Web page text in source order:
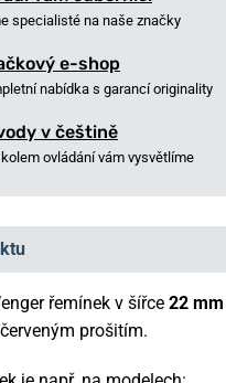
specialisté na naše značky
e-shop
nabídka s garancí originality
v češtině
ovládání vám vysvětlíme
řemínek v šířce 22 mm
prošitím.